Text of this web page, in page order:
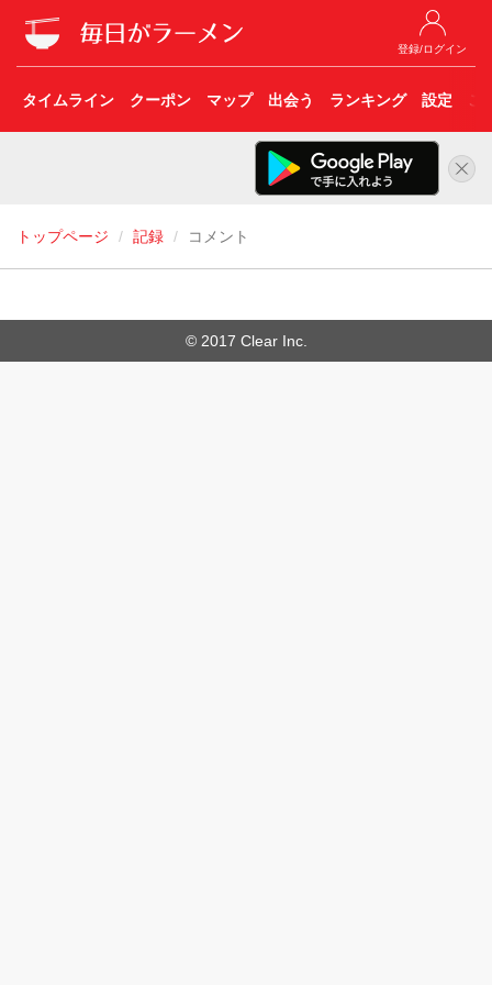
登録/ログイン
タイムライン クーポン マップ 出会う ランキング 設定 こ
トップページ 記録 コメント
© 2017 Clear Inc.